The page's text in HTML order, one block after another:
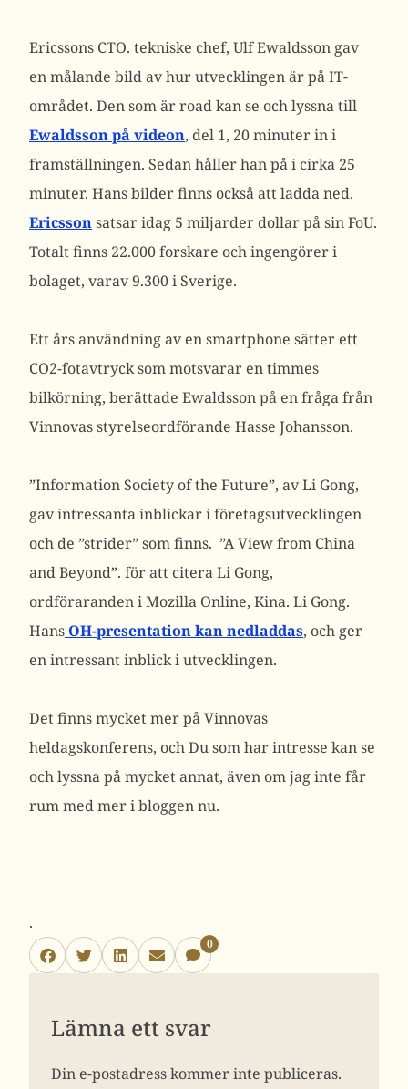
Ericssons CTO. tekniske chef, Ulf Ewaldsson gav
en målande bild av hur utvecklingen är på IT-
området. Den som är road kan se och lyssna till
Ewaldsson på videon, del 1, 20 minuter in i
framställningen. Sedan håller han på i cirka 25
minuter. Hans bilder finns också att ladda ned.
Ericssonsatsar idag 5 miljarder dollar på sin FoU.
Totalt finns 22.000 forskare och ingengörer i
bolaget, varav 9.300 i Sverige.
Ett års användning av en smartphone sätter ett
CO2-fotavtryck som motsvarar en timmes
bilkörning, berättade Ewaldsson på en fråga från
Vinnovas styrelseordförande Hasse Johansson.
”Information Society of the Future”, av Li Gong,
gav intressanta inblickar i företagsutvecklingen
och de ”strider” som finns. ”A View from China
and Beyond”. för att citera Li Gong,
ordföraranden i Mozilla Online, Kina. Li Gong.
HansOH-presentation kan nedladdas, och ger
en intressant inblick i utvecklingen.
Det finns mycket mer på Vinnovas
heldagskonferens, och Du som har intresse kan se
och lyssna på mycket annat, även om jag inte får
rum med mer i bloggen nu.
.
0
Lämna ett svar
Din e-postadress kommer inte publiceras.